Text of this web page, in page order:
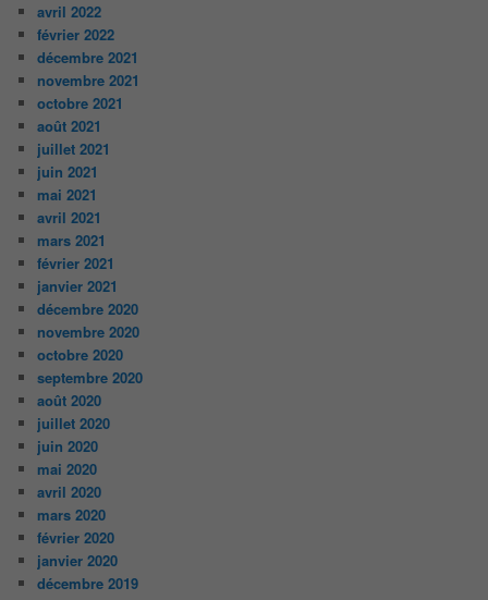
avril 2022
février 2022
décembre 2021
novembre 2021
octobre 2021
août 2021
juillet 2021
juin 2021
mai 2021
avril 2021
mars 2021
février 2021
janvier 2021
décembre 2020
novembre 2020
octobre 2020
septembre 2020
août 2020
juillet 2020
juin 2020
mai 2020
avril 2020
mars 2020
février 2020
janvier 2020
décembre 2019